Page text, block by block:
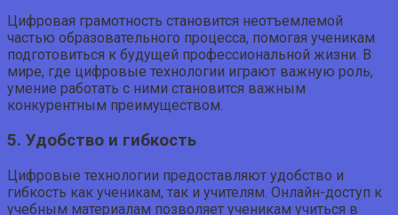
Цифровая грамотность становится неотъемлемой
частью образовательного процесса, помогая ученикам
подготовиться к будущей профессиональной жизни. В
мире, где цифровые технологии играют важную роль,
умение работать с ними становится важным
конкурентным преимуществом.
5. Удобство и гибкость
Цифровые технологии предоставляют удобство и
гибкость как ученикам, так и учителям. Онлайн-доступ к
учебным материалам позволяет ученикам учиться в